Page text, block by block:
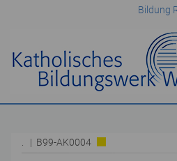
Bildung
. | B99-AK0004